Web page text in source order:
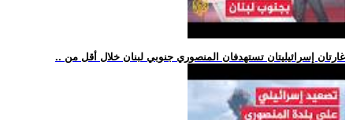
.. غارتان إسرائيليتان تستهدفان المنصوري جنوبي لبنان خلال أقل من